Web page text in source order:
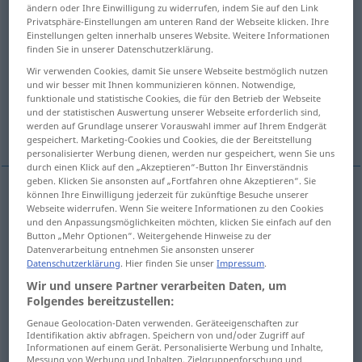
Übersicht aller Übersetzungen
(Für mehr Details die Übersetzung anklicken/antippen)
Glas, Glas-, Fensterscheibe
Weitere Beispiele...
Glasn vidrio
Glas-,Fensterscheibef vidrio de una ventana
Beispiele
vidriospl
ändern oder Ihre Einwilligung zu widerrufen, indem Sie auf den Link
Privatsphäre-Einstellungen am unteren Rand der Webseite klicken. Ihre
Einstellungen gelten innerhalb unseres Website. Weitere Informationen
finden Sie in unserer Datenschutzerklärung.
Wir verwenden Cookies, damit Sie unsere Webseite bestmöglich nutzen
und wir besser mit Ihnen kommunizieren können. Notwendige,
funktionale und statistische Cookies, die für den Betrieb der Webseite
und der statistischen Auswertung unserer Webseite erforderlich sind,
werden auf Grundlage unserer Vorauswahl immer auf Ihrem Endgerät
gespeichert. Marketing-Cookies und Cookies, die der Bereitstellung
personalisierter Werbung dienen, werden nur gespeichert, wenn Sie uns
durch einen Klick auf den „Akzeptieren“-Button Ihr Einverständnis
geben. Klicken Sie ansonsten auf „Fortfahren ohne Akzeptieren“. Sie
können Ihre Einwilligung jederzeit für zukünftige Besuche unserer
Webseite widerrufen. Wenn Sie weitere Informationen zu den Cookies
und den Anpassungsmöglichkeiten möchten, klicken Sie einfach auf den
Button „Mehr Optionen“. Weitergehende Hinweise zu der
Datenverarbeitung entnehmen Sie ansonsten unserer
Datenschutzerklärung. Hier finden Sie unserImpressum.
Wir und unsere Partner verarbeiten Daten, um
Folgendes bereitzustellen:
Genaue Geolocation-Daten verwenden. Geräteeigenschaften zur
Identifikation aktiv abfragen. Speichern von und/oder Zugriff auf
Informationen auf einem Gerät. Personalisierte Werbung und Inhalte,
Messung von Werbung und Inhalten, Zielgruppenforschung und